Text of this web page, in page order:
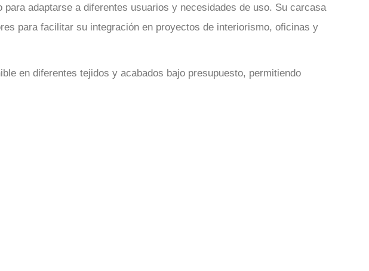
adaptarse a diferentes usuarios y necesidades de uso. Su carcasa
para facilitar su integración en proyectos de interiorismo, oficinas y
en diferentes tejidos y acabados bajo presupuesto, permitiendo